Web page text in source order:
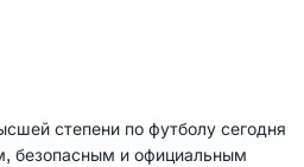
степени по футболу сегодня
безопасным и официальным